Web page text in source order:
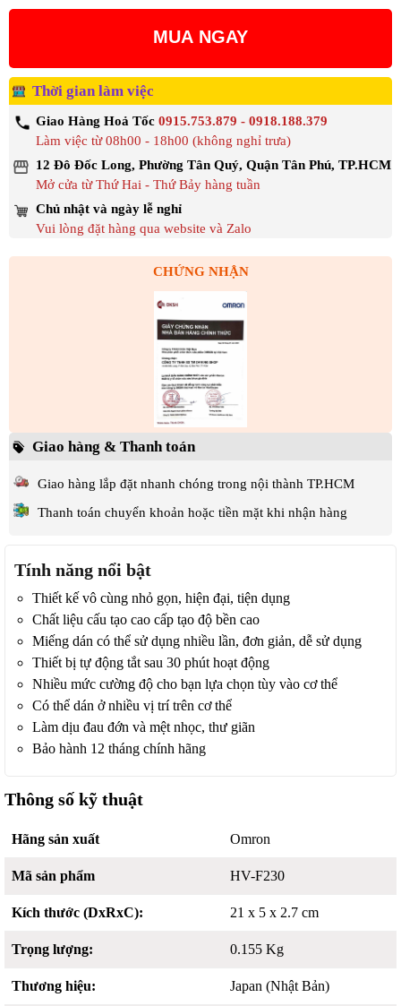
MUA NGAY
Thời gian làm việc
Giao Hàng Hoả Tốc 0915.753.879 - 0918.188.379
Làm việc từ 08h00 - 18h00 (không nghỉ trưa)
12 Đô Đốc Long, Phường Tân Quý, Quận Tân Phú, TP.HCM
Mở cửa từ Thứ Hai - Thứ Bảy hàng tuần
Chủ nhật và ngày lễ nghỉ
Vui lòng đặt hàng qua website và Zalo
CHỨNG NHẬN
Giao hàng & Thanh toán
Giao hàng lắp đặt nhanh chóng trong nội thành TP.HCM
Thanh toán chuyển khoản hoặc tiền mặt khi nhận hàng
Tính năng nổi bật
Thiết kế vô cùng nhỏ gọn, hiện đại, tiện dụng
Chất liệu cấu tạo cao cấp tạo độ bền cao
Miếng dán có thể sử dụng nhiều lần, đơn giản, dễ sử dụng
Thiết bị tự động tắt sau 30 phút hoạt động
Nhiều mức cường độ cho bạn lựa chọn tùy vào cơ thể
Có thể dán ở nhiều vị trí trên cơ thể
Làm dịu đau đớn và mệt nhọc, thư giãn
Bảo hành 12 tháng chính hãng
Thông số kỹ thuật
Hãng sản xuất Omron
Mã sản phẩm HV-F230
Kích thước (DxRxC): 21 x 5 x 2.7 cm
Trọng lượng: 0.155 Kg
Thương hiệu: Japan (Nhật Bản)